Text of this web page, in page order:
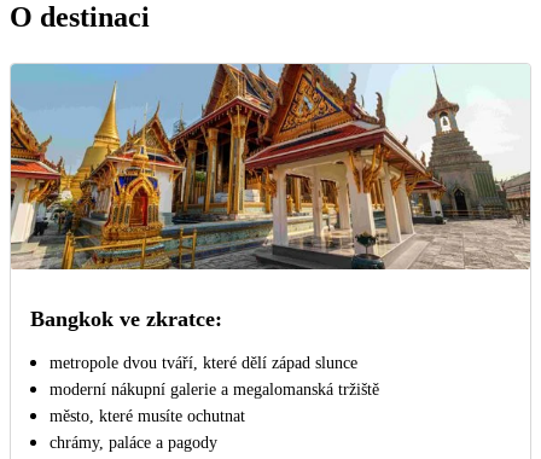
O destinaci
Bangkok ve zkratce:
metropole dvou tváří, které dělí západ slunce
moderní nákupní galerie a megalomanská tržiště
město, které musíte ochutnat
chrámy, paláce a pagody